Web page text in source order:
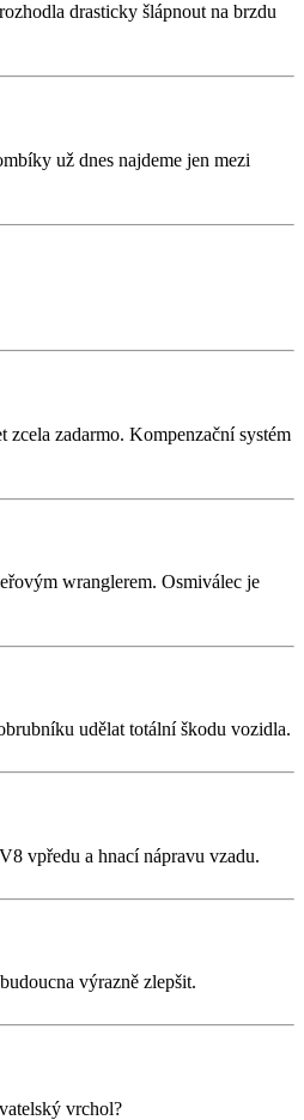
drasticky šlápnout na brzdu
už dnes najdeme jen mezi
zadarmo. Kompenzační systém
wranglerem. Osmiválec je
udělat totální škodu vozidla.
vpředu a hnací nápravu vzadu.
výrazně zlepšit.
vrchol?